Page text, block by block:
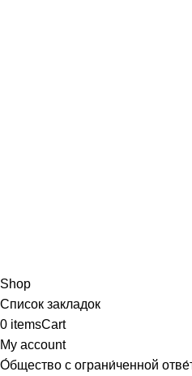
Shop
Список закладок
0 itemsCart
My account
О́бщество с ограни́ченной